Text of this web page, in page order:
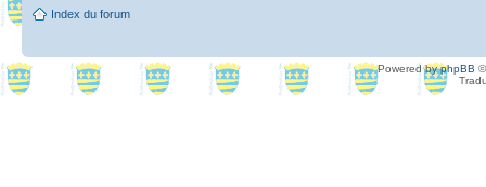
Index du forum
Powered byphpBB